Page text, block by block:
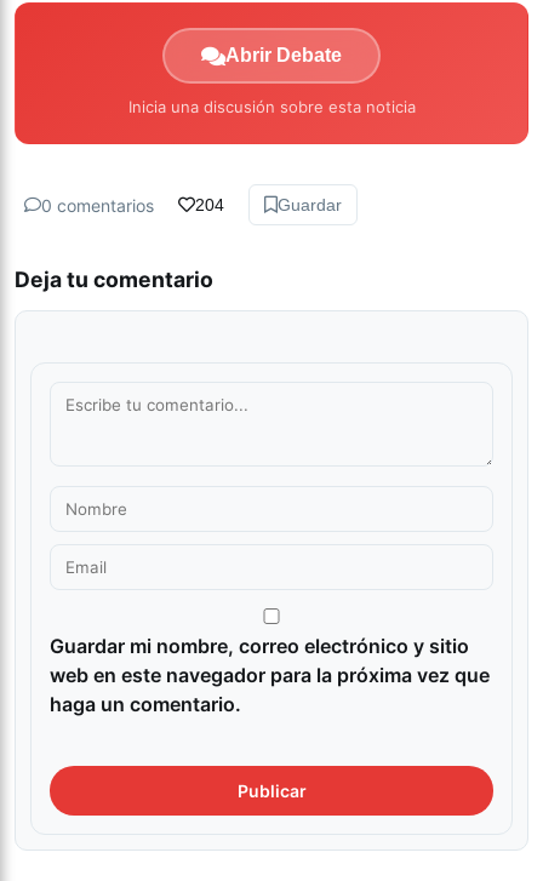
Abrir Debate
Inicia una discusión sobre esta noticia
0 comentarios 204 Guardar
Deja tu comentario
Guardar mi nombre, correo electrónico y sitio
web en este navegador para la próxima vez que
haga un comentario.